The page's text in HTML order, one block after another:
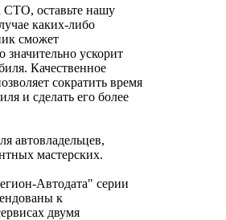
СТО, оставьте нашу
каких-либо
сможет
значительно ускорит
Качественное
сократить время
и сделать его более
автовладельцев,
мастерских.
Автодата" серии
к
двумя